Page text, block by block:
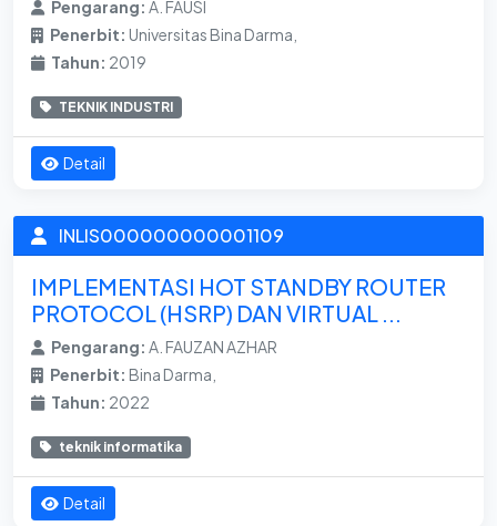
Pengarang: A. FAUSI
Penerbit: Universitas Bina Darma,
Tahun: 2019
TEKNIK INDUSTRI
Detail
INLIS000000000001109
IMPLEMENTASI HOT STANDBY ROUTER
PROTOCOL (HSRP) DAN VIRTUAL ...
Pengarang: A. FAUZAN AZHAR
Penerbit: Bina Darma,
Tahun: 2022
teknik informatika
Detail